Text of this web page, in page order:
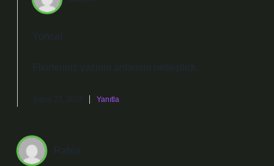
Yonca!
Fikirleriniz yazının anlamını netleştirdi.
Şubat 23, 2026 Yanıtla
Rabia